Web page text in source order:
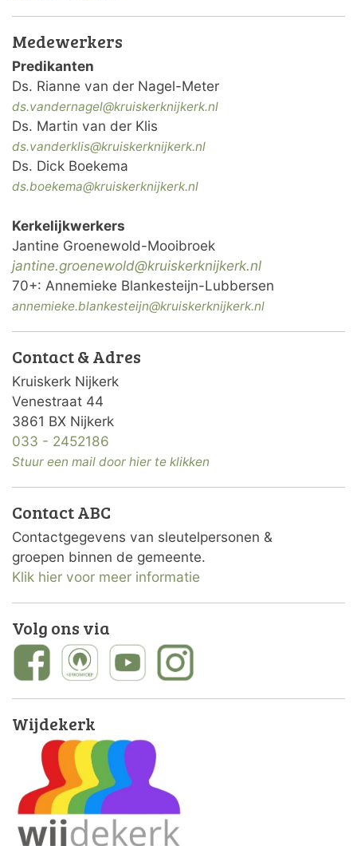
Medewerkers
Predikanten
Ds. Rianne van der Nagel-Meter
ds.vandernagel@kruiskerknijkerk.nl
Ds. Martin van der Klis
ds.vanderklis@kruiskerknijkerk.nl
Ds. Dick Boekema
ds.boekema@kruiskerknijkerk.nl
Kerkelijkwerkers
Jantine Groenewold-Mooibroek
jantine.groenewold@kruiskerknijkerk.nl
70+: Annemieke Blankesteijn-Lubbersen
annemieke.blankesteijn@kruiskerknijkerk.nl
Contact & Adres
Kruiskerk Nijkerk
Venestraat 44
3861 BX Nijkerk
033 - 2452186
Stuur een mail door hier te klikken
Contact ABC
Contactgegevens van sleutelpersonen &
groepen binnen de gemeente.
Klik hier voor meer informatie
Volg ons via
Wijdekerk